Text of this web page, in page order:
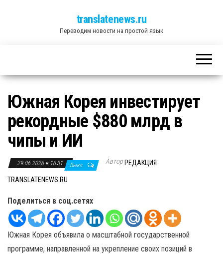
translatenews.ru
Переводим новости на простой язык
Южная Корея инвестирует
рекордные $880 млрд в
чипы и ИИ
29.06.2026 в 16:31 Выкл. Автор РЕДАКЦИЯ
TRANSLATENEWS.RU
Поделиться в соц.сетях
Южная Корея объявила о масштабной государственной
программе, направленной на укрепление своих позиций в